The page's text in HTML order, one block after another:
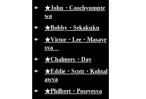
★John・Coochyumpte
wa
★Bobby・Sekakuku
★Victor・Lee・Masaye
sva
★Chalmers・Day
★Eddie・Scott・Kohtal
awva
★Philbert・Poseyesva